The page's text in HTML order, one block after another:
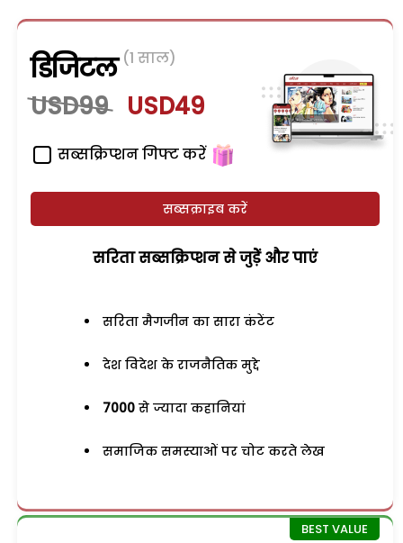
डिजिटल (1 साल)
USD99 USD49
सब्सक्रिप्शन गिफ्ट करें
सब्सक्राइब करें
सरिता सब्सक्रिप्शन से जुड़ेें और पाएं
सरिता मैगजीन का सारा कंटेंट
देश विदेश के राजनैतिक मुद्दे
7000 से ज्यादा कहानियां
समाजिक समस्याओं पर चोट करते लेख